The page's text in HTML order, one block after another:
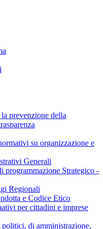
prevenzione della
su organizzazione e
Generali
programmazione Strategico -
Regionali
e Codice Etico
per cittadini e imprese
di amministrazione,